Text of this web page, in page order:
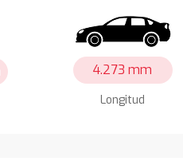
4.273 mm
Longitud